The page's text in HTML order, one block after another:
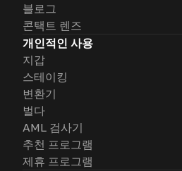
블로그
콘택트 렌즈
개인적인 사용
지갑
스테이킹
변환기
벌다
AML 검사기
추천 프로그램
제휴 프로그램